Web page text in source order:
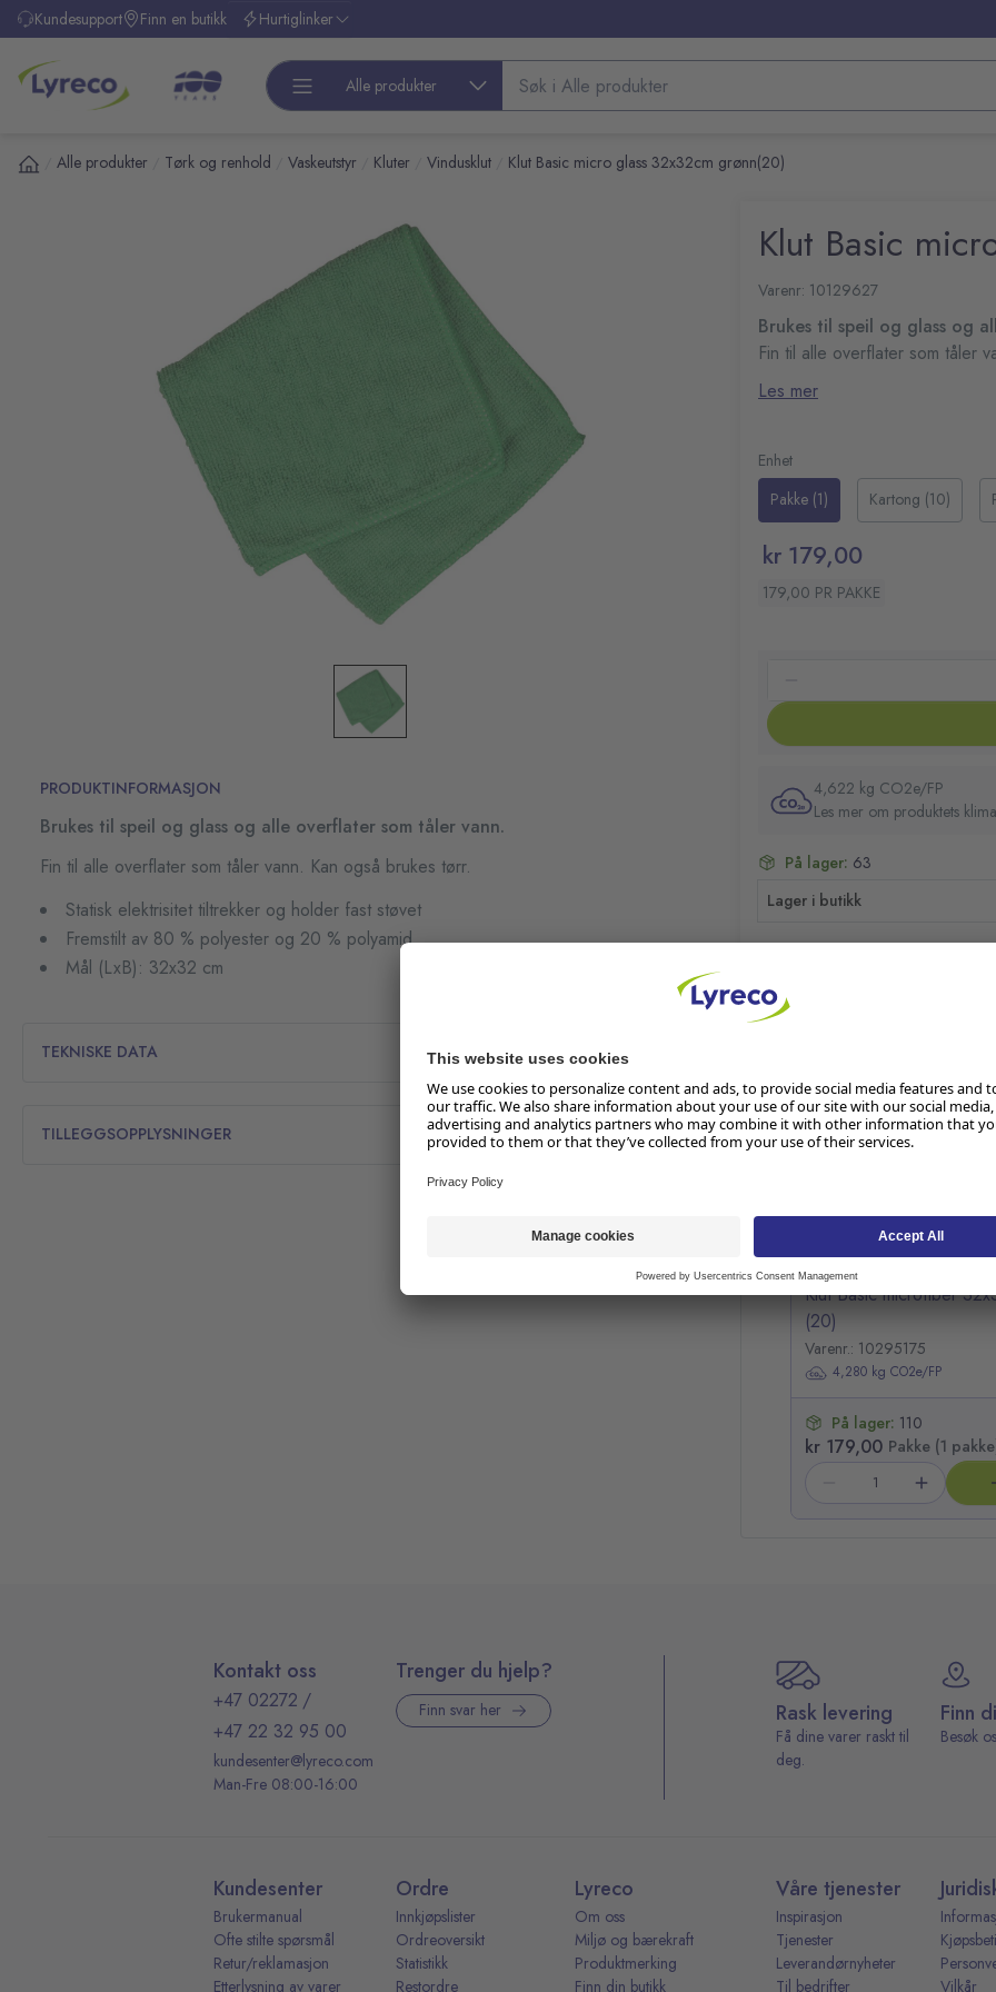
hovedinnhold
Kundesupport Finn en butikk Hurtiglinker
Alle produkter Søk etter produkter
Alle produkter Tørk og renhold Vaskeutstyr Kluter Vindusklut Klut Basic micro glass 32x32cm grønn(20)
PRODUKTINFORMASJON
Brukes til speil og glass og alle overflater som tåler vann.
Fin til alle overflater som tåler vann. Kan også brukes tørr.
Statisk elektrisitet tiltrekker og holder fast støvet
Fremstilt av 80 % polyester og 20 % polyamid
Mål (LxB): 32x32 cm
TEKNISKE DATA
TILLEGGSOPPLYSNINGER
Klut Basic
Varenr: 10129627
Brukes til speil og glass og
Fin til alle overflater som tåler
Fremstilt av 80 %
Les mer
Enhet
Pakke (1)
Kartong (10)
kr 179,00
179,00 PR PAKKE
4,622 kg CO2e/FP
Les mer om produktets
På lager: 63
Lager i butikk
RELATERTE PRODUKTER
Klut Basic microfiber
(20)
Varenr.: 10295175
4,280 kg CO2e/FP
På lager: 110
kr 179,00 Pakke (1
Kontakt oss
+47 02272 /
+47 22 32 95 00
kundesenter@lyreco.com
Man-Fre 08:00-16:00
Trenger du hjelp?
Finn svar her Rask levering
Få dine varer raskt til
deg.
Finn
Besøk
Kundesenter
Brukermanual
Ofte stilte spørsmål
Retur/reklamasjon
Etterlysning av varer
Ordre
Innkjøpslister
Ordreoversikt
Statistikk
Restordre
Lyreco
Om oss
Miljø og bærekraft
Produktmerking
Finn din butikk
Våre tjenester
Inspirasjon
Tjenester
Leverandørnyheter
Til bedrifter
Vilkår